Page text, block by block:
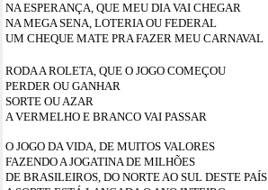
NA ESPERANÇA, QUE MEU DIA VAI CHEGAR
NA MEGA SENA, LOTERIA OU FEDERAL
UM CHEQUE MATE PRA FAZER MEU CARNAVAL
RODA A ROLETA, QUE O JOGO COMEÇOU
PERDER OU GANHAR
SORTE OU AZAR
A VERMELHO E BRANCO VAI PASSAR
O JOGO DA VIDA, DE MUITOS VALORES
FAZENDO A JOGATINA DE MILHÕES
DE BRASILEIROS, DO NORTE AO SUL DESTE PAÍS